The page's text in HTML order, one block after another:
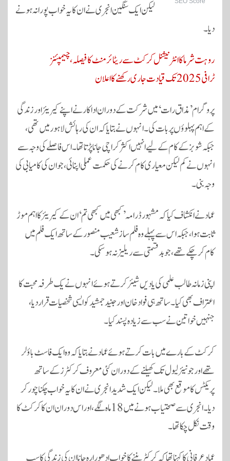
لیکن ایک سنگین انجری نے ان کا یہ خواب پورا نہ ہونے
دیا۔
روہت شرما کا انٹرنیشنل کرکٹ سے ریٹائرمنٹ کا فیصلہ، چیمپئنز
ٹرافی 2025 تک قیادت جاری رکھنے کا اعلان
پروگرام ’مذاق رات‘ میں شرکت کے دوران اداکار نے اپنے کیریئر اور زندگی
کے اہم پہلوؤں پر بات کی۔ انہوں نے بتایا کہ ان کی رہائش لاہور میں تھی،
جبکہ شوبز کے کام کے لیے انہیں اکثر کراچی جانا پڑتا تھا۔ اس فاصلے کی وجہ سے
انہوں نے کم لیکن معیاری کام کرنے کی حکمت عملی اپنائی، جو ان کی کامیابی کی
وجہ بنی۔
عماد نے انکشاف کیا کہ مشہور ڈرامہ ’کبھی میں کبھی تم‘ ان کے کیریئر کا اہم موڑ
ثابت ہوا، جبکہ اس سے پہلے وہ فلم ساز شعیب منصور کے ساتھ ایک فلم میں
کام کر چکے تھے، جو بدقسمتی سے ریلیز نہ ہو سکی۔
اپنی زمانہ طالب علمی کی یادیں شیئر کرتے ہوئے انہوں نے یک طرفہ محبت کا
اعتراف بھی کیا۔ ساتھ ہی فواد خان اور جنید جمشید کو ایسی شخصیات قرار دیا،
جنہیں خواتین نے سب سے زیادہ پسند کیا۔
کرکٹ کے بارے میں بات کرتے ہوئے عماد نے بتایا کہ وہ ایک فاسٹ باؤلر
تھے اور جونیئر لیول تک کھیلنے کے دوران کئی معروف کرکٹرز کے ساتھ
پریکٹس کا موقع بھی ملا۔ لیکن ایک شدید انجری نے ان کا یہ خواب چکناچور کر
دیا۔ انجری سے صحتیاب ہونے میں 18 ماہ لگے، اور اس دوران ان کا کرکٹ کا
وقت نکل چکا تھا۔